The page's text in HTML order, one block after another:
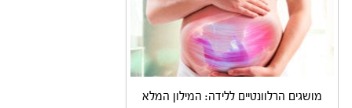
מושגים הרלוונטיים ללידה: המילון המלא